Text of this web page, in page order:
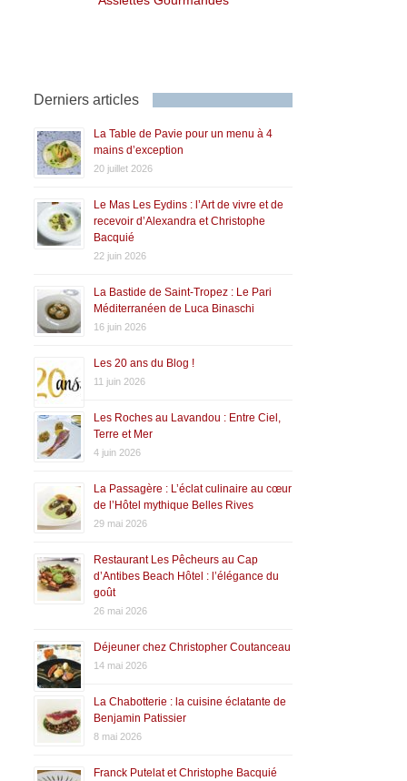
Derniers articles
La Table de Pavie pour un menu à 4
mains d’exception
20 juillet 2026
Le Mas Les Eydins : l’Art de vivre et de
recevoir d’Alexandra et Christophe
Bacquié
22 juin 2026
La Bastide de Saint-Tropez : Le Pari
Méditerranéen de Luca Binaschi
16 juin 2026
Les 20 ans du Blog !
11 juin 2026
Les Roches au Lavandou : Entre Ciel,
Terre et Mer
4 juin 2026
La Passagère : L’éclat culinaire au cœur
de l’Hôtel mythique Belles Rives
29 mai 2026
Restaurant Les Pêcheurs au Cap
d’Antibes Beach Hôtel : l’élégance du
goût
26 mai 2026
Déjeuner chez Christopher Coutanceau
14 mai 2026
La Chabotterie : la cuisine éclatante de
Benjamin Patissier
8 mai 2026
Franck Putelat et Christophe Bacquié